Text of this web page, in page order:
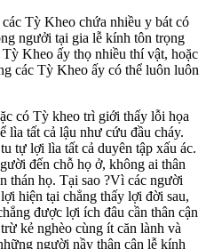
Tỳ Kheo chứa nhiều y bát có
ngưởi tại gia lễ kính tôn trọng
Kheo ấy thọ nhiều thí vật, hoặc
các Tỳ Kheo ấy có thể luôn luôn
có Tỳ kheo trì giới thấy lỗi họa
lìa tất cả lậu như cứu đầu cháy.
tự lợi lìa tất cả duyên tập xấu ác.
đến chỗ họ ở, không ai thân
thán họ. Tại sao ?Vì các người
hiện tại chẳng thấy lợi đời sau,
được lợi ích đâu cần thân cận
kẻ nghèo cùng ít căn lành và
người nầy thân cận lễ kính